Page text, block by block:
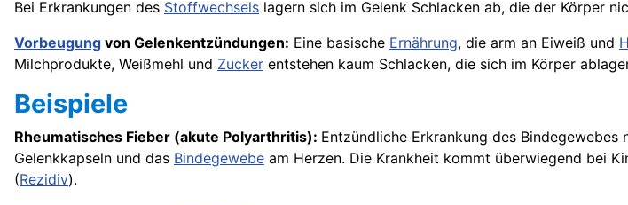
Bei Erkrankungen des Stoffwechsels lagern sich im Gelenk Schlacken ab, die der Körper
Vorbeugung von Gelenkentzündungen: Eine basische Ernährung, die arm an Eiweiß und
Milchprodukte, Weißmehl und Zucker entstehen kaum Schlacken, die sich im Körper
Beispiele
Rheumatisches Fieber (akute Polyarthritis): Entzündliche Erkrankung des
Gelenkkapseln und das Bindegewebe am Herzen. Die Krankheit kommt überwiegend bei
(Rezidiv).